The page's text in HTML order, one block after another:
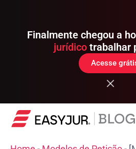
Finalmente chegou a
jurídico trabalhar
Acesse